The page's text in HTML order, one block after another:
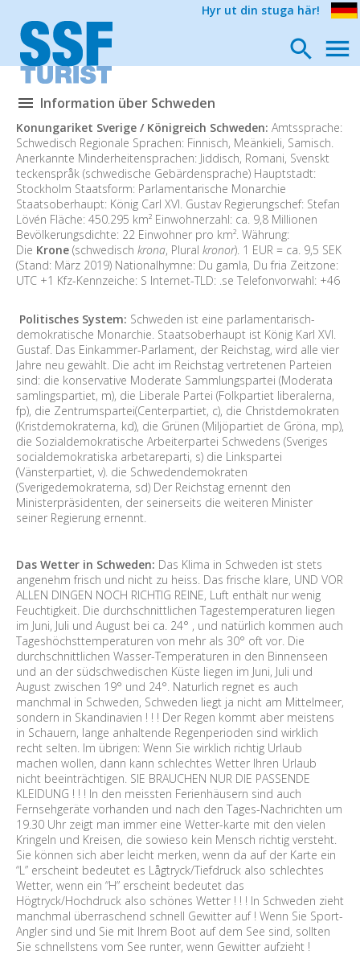
Hyr ut din stuga här!
Information über Schweden
Konungariket Sverige / Königreich Schweden: Amtssprache:
Schwedisch Regionale Sprachen: Finnisch, Meänkieli, Samisch.
Anerkannte Minderheitensprachen: Jiddisch, Romani, Svenskt
teckenspråk (schwedische Gebärdensprache) Hauptstadt:
Stockholm Staatsform: Parlamentarische Monarchie
Staatsoberhaupt: König Carl XVI. Gustav Regierungschef: Stefan
Lövén Fläche: 450.295 km² Einwohnerzahl: ca. 9,8 Millionen
Bevölkerungsdichte: 22 Einwohner pro km². Währung:
Die Krone (schwedisch krona, Plural kronor). 1 EUR = ca. 9,5 SEK
(Stand: März 2019) Nationalhymne: Du gamla, Du fria Zeitzone:
UTC +1 Kfz-Kennzeiche: S Internet-TLD: .se Telefonvorwahl: +46
Politisches System: Schweden ist eine parlamentarisch-
demokratische Monarchie. Staatsoberhaupt ist König Karl XVI.
Gustaf. Das Einkammer-Parlament, der Reichstag, wird alle vier
Jahre neu gewählt. Die acht im Reichstag vertretenen Parteien
sind: die konservative Moderate Sammlungspartei (Moderata
samlingspartiet, m), die Liberale Partei (Folkpartiet liberalerna,
fp), die Zentrumspartei(Centerpartiet, c), die Christdemokraten
(Kristdemokraterna, kd), die Grünen (Miljöpartiet de Gröna, mp),
die Sozialdemokratische Arbeiterpartei Schwedens (Sveriges
socialdemokratiska arbetareparti, s) die Linkspartei
(Vänsterpartiet, v). die Schwedendemokraten
(Sverigedemokraterna, sd) Der Reichstag ernennt den
Ministerpräsidenten, der seinerseits die weiteren Minister
seiner Regierung ernennt.
Das Wetter in Schweden: Das Klima in Schweden ist stets
angenehm frisch und nicht zu heiss. Das frische klare, UND VOR
ALLEN DINGEN NOCH RICHTIG REINE, Luft enthält nur wenig
Feuchtigkeit. Die durchschnittlichen Tagestemperaturen liegen
im Juni, Juli und August bei ca. 24° , und natürlich kommen auch
Tageshöchsttemperaturen von mehr als 30° oft vor. Die
durchschnittlichen Wasser-Temperaturen in den Binnenseen
und an der südschwedischen Küste liegen im Juni, Juli und
August zwischen 19° und 24°. Naturlich regnet es auch
manchmal in Schweden, Schweden liegt ja nicht am Mittelmeer,
sondern in Skandinavien ! ! ! Der Regen kommt aber meistens
in Schauern, lange anhaltende Regenperioden sind wirklich
recht selten. Im übrigen: Wenn Sie wirklich richtig Urlaub
machen wollen, dann kann schlechtes Wetter Ihren Urlaub
nicht beeinträchtigen. SIE BRAUCHEN NUR DIE PASSENDE
KLEIDUNG ! ! ! In den meissten Ferienhäusern sind auch
Fernsehgeräte vorhanden und nach den Tages-Nachrichten um
19.30 Uhr zeigt man immer eine Wetter-karte mit den vielen
Kringeln und Kreisen, die sowieso kein Mensch richtig versteht.
Sie können sich aber leicht merken, wenn da auf der Karte ein
“L” erscheint bedeutet es Lågtryck/Tiefdruck also schlechtes
Wetter, wenn ein “H” erscheint bedeutet das
Högtryck/Hochdruck also schönes Wetter ! ! ! In Schweden zieht
manchmal überraschend schnell Gewitter auf ! Wenn Sie Sport-
Angler sind und Sie mit Ihrem Boot auf dem See sind, sollten
Sie schnellstens vom See runter, wenn Gewitter aufzieht !